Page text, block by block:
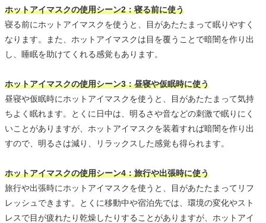
ホットアイマスクの使用シーン2：寝る前に使う
寝る前にホットアイマスクを使うと、目があたたまって眠りやすく
なります。また、ホットアイマスクは目を覆うことで暗闇を作り出
し、睡眠を助けてくれる感覚もあります。
ホットアイマスクの使用シーン3：昼寝や仮眠時に使う
昼寝や仮眠時にホットアイマスクを使うと、目があたたまって気持
ちよく眠れます。とくに日中は、明るさや音などの刺激で眠りにく
いことがありますが、ホットアイマスクを装着すれば暗闇を作り出
すので、明るさは減り、リラックスした感覚も得られます。
ホットアイマスクの使用シーン4：旅行や出張時に使う
旅行や出張時にホットアイマスクを使うと、目があたたまってリフ
レッシュできます。とくに移動中や宿泊先では、環境の変化やスト
レスで目が疲れたり乾燥したりすることがありますが、ホットアイ